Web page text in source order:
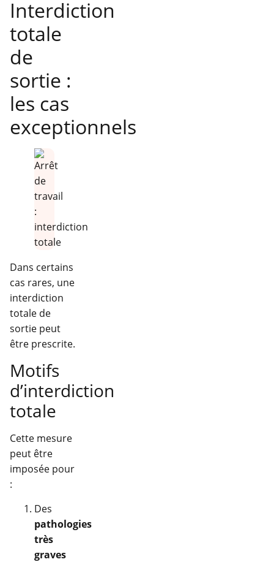
Interdiction
totale
de
sortie :
les cas
exceptionnels
Dans certains
cas rares, une
interdiction
totale de
sortie peut
être prescrite.
Motifs
d’interdiction
totale
Cette mesure
peut être
imposée pour
:
Des
pathologies
très
graves